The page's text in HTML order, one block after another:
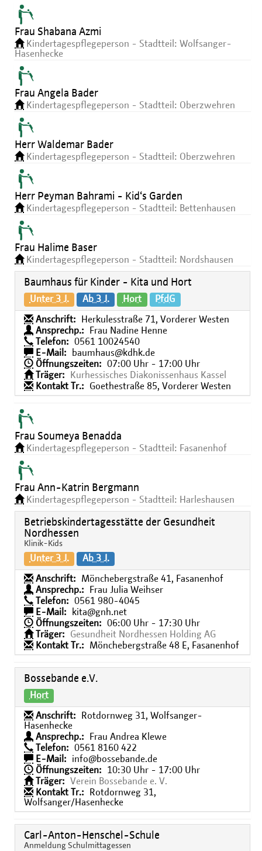
Frau Shabana Azmi
Kindertagespflegeperson - Stadtteil: Wolfsanger-
Hasenhecke
Frau Angela Bader
Kindertagespflegeperson - Stadtteil: Oberzwehren
Herr Waldemar Bader
Kindertagespflegeperson - Stadtteil: Oberzwehren
Herr Peyman Bahrami - Kid‘s Garden
Kindertagespflegeperson - Stadtteil: Bettenhausen
Frau Halime Baser
Kindertagespflegeperson - Stadtteil: Nordshausen
Baumhaus für Kinder - Kita und Hort
Unter 3 J. Ab 3 J. Hort PfdG
Anschrift:
Herkulesstraße 71, Vorderer Westen
Ansprechp.:
Frau Nadine Henne
Telefon:
0561 10024540
E-Mail:
baumhaus@kdhk.de
Öffnungszeiten:
07:00 Uhr - 17:00 Uhr
Träger:
Kurhessisches Diakonissenhaus Kassel
Kontakt Tr.:
Goethestraße 85, Vorderer Westen
Frau Soumeya Benadda
Kindertagespflegeperson - Stadtteil: Fasanenhof
Frau Ann-Katrin Bergmann
Kindertagespflegeperson - Stadtteil: Harleshausen
Betriebskindertagesstätte der Gesundheit
Nordhessen
Klinik-Kids
Unter 3 J. Ab 3 J.
Anschrift:
Mönchebergstraße 41, Fasanenhof
Ansprechp.:
Frau Julia Weihser
Telefon:
0561 980-4045
E-Mail:
kita@gnh.net
Öffnungszeiten:
06:00 Uhr - 17:30 Uhr
Träger:
Gesundheit Nordhessen Holding AG
Kontakt Tr.:
Mönchebergstraße 48 E, Fasanenhof
Bossebande e.V.
Hort
Anschrift:
Rotdornweg 31, Wolfsanger-
Hasenhecke
Ansprechp.:
Frau Andrea Klewe
Telefon:
0561 8160 422
E-Mail:
info@bossebande.de
Öffnungszeiten:
10:30 Uhr - 17:00 Uhr
Träger:
Verein Bossebande e. V.
Kontakt Tr.:
Rotdornweg 31,
Wolfsanger/Hasenhecke
Carl-Anton-Henschel-Schule
Anmeldung Schulmittagessen